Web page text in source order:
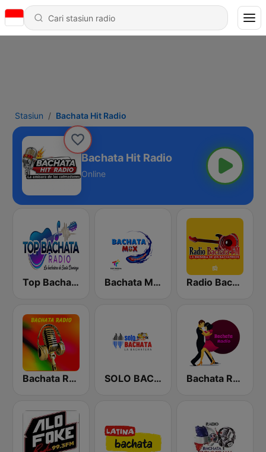
Stasiun Bachata Hit Radio
Bachata Hit Radio
Online
Top Bachata Radio Bachata Mix Radio Radio Bachata
Bachata Radio SOLO BACHATA Bachata Radio